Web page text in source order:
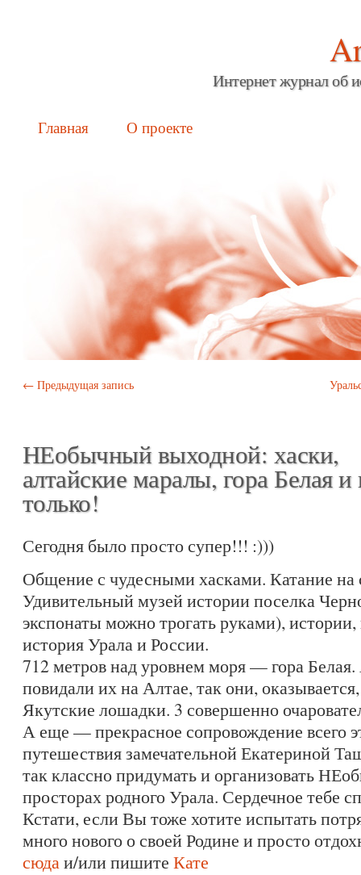
Интернет журнал об
Main menu
Skip
Главная О проекте
Post navigation
← Предыдущая запись
НЕобычный выходной: хаски,
алтайские маралы, гора Белая и
только!
Сегодня было просто супер!!! :)))
Общение с чудесными хасками. Катание на
Удивительный музей истории поселка
экспонаты можно трогать руками),
история Урала и России.
712 метров над уровнем моря — гора
повидали их на Алтае, так они,
Якутские лошадки. 3 совершенно
А еще — прекрасное сопровождение всего
путешествия замечательной Екатериной
так классно придумать и организовать
просторах родного Урала. Сердечное тебе
Кстати, если Вы тоже хотите испытать
много нового о своей Родине и просто
сюдаи/или пишите Кате